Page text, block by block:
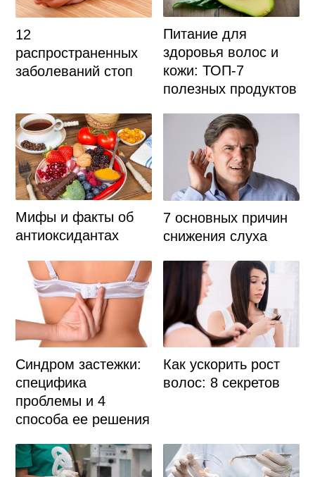
12
распространенных
заболеваний стоп
Питание для
здоровья волос и
кожи: ТОП-7
полезных продуктов
Мифы и факты об
антиоксидантах
7 основных причин
снижения слуха
Синдром застежки:
специфика
проблемы и 4
способа ее решения
Как ускорить рост
волос: 8 секретов